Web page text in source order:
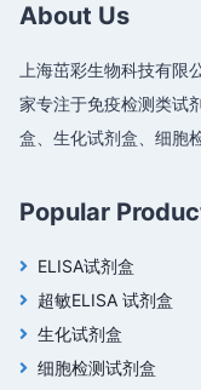
About Us
上海茁彩生物科技有
家专注于免疫检测类试
盒、生化试剂盒、细胞
Popular
ELISA试剂盒
超敏ELISA 试剂盒
生化试剂盒
细胞检测试剂盒